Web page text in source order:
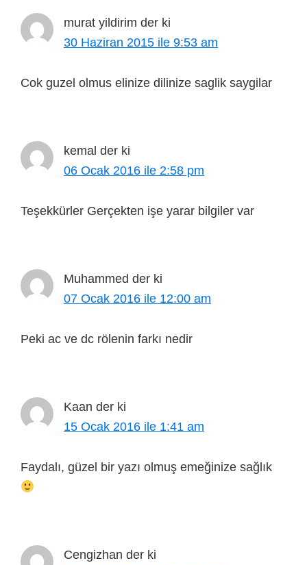
murat yildirim der ki
30 Haziran 2015 ile 9:53 am
Cok guzel olmus elinize dilinize saglik saygilar
kemal der ki
06 Ocak 2016 ile 2:58 pm
Teşekkürler Gerçekten işe yarar bilgiler var
Muhammed der ki
07 Ocak 2016 ile 12:00 am
Peki ac ve dc rölenin farkı nedir
Kaan der ki
15 Ocak 2016 ile 1:41 am
Faydalı, güzel bir yazı olmuş emeğinize sağlık
Cengizhan der ki